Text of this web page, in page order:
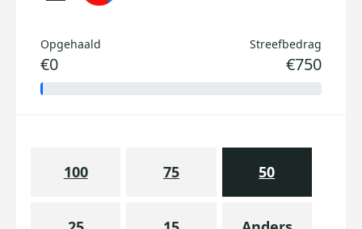
Opgehaald
€0
Streefbedrag
€750
100 75 50